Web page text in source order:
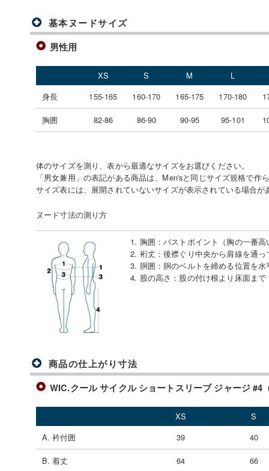
基本ヌードサイズ
男性用
XS S M
L
身長
155-165 160-170 165-175 170-180
胸囲 82-86 86-90 90-95 95-101
体のサイズを測り、表から最適なサイズをお選びください。
「男女兼用」の表記がある商品は、Men'sと同じサイズ規格で作
サイズ表には、展開されていないサイズが表示されている場合が
ヌード寸法の測り方
1. 胸囲 ：バストポイント（胸の一番
2. 裄丈 ：後襟ぐり中央から肩線を通
3. 胴囲 ： 胴のベルトを締める位置を
4. 股の高さ ： 股の付け根より床面まで
商品の仕上がり寸法
WIC.クール サイクル ショートスリーブ ジャージ #4
XS
S
A. 衿付囲
39 40
B. 着丈 64 66